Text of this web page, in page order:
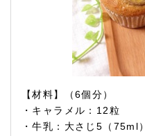
【材料】（6個分）
・キャラメル：12粒
・牛乳：大さじ5（75ml）